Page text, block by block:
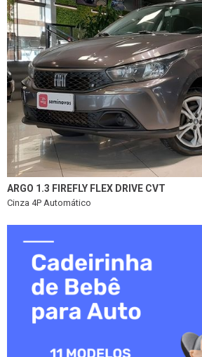
ARGO 1.3 FIREFLY FLEX DRIVE CVT
Cinza 4P Automático